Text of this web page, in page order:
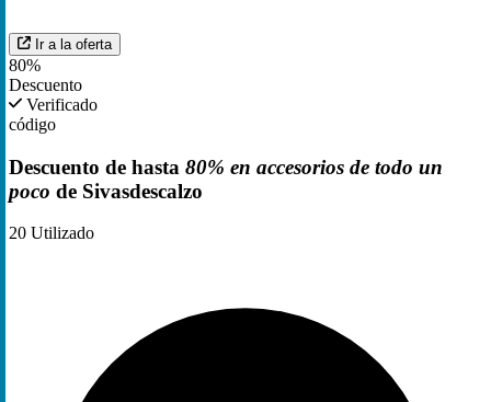
Ir a la oferta
80%
Descuento
Verificado
código
Descuento de hasta 80% en accesorios de todo un
poco de Sivasdescalzo
20 Utilizado